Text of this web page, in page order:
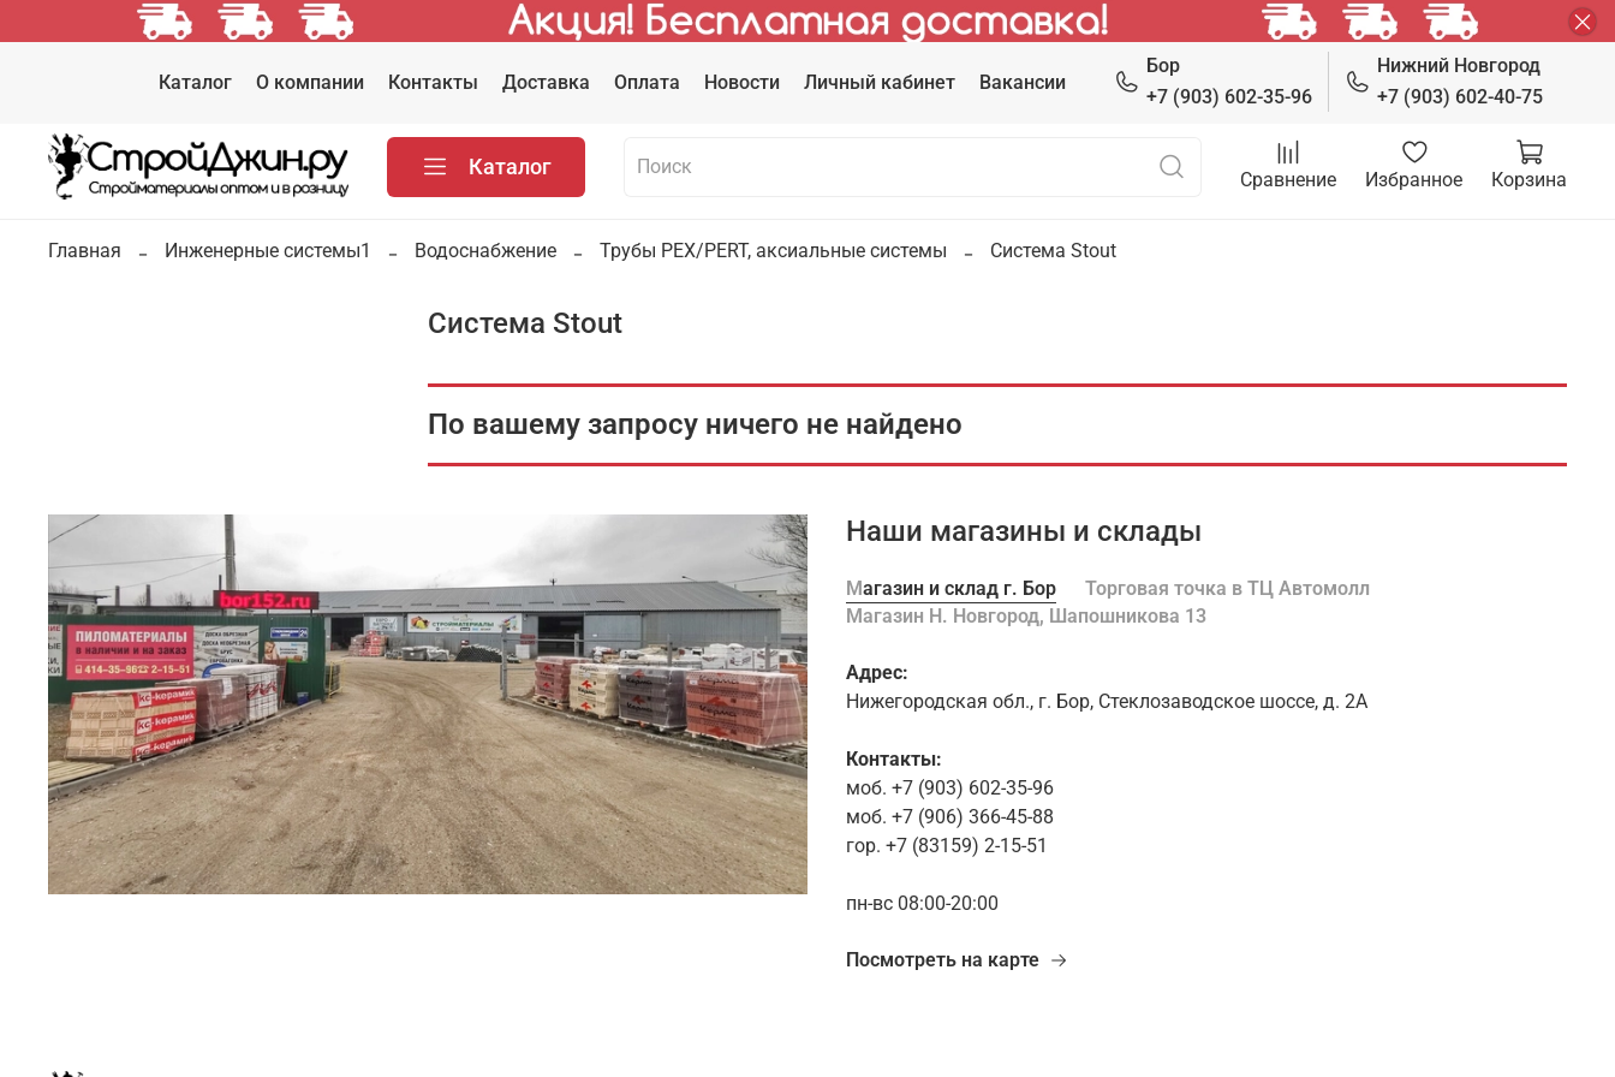
Каталог О компании Контакты Доставка Оплата Новости Личный кабинет Вакансии
Бор
+7 (903) 602-35-96
Нижний Новгород
+7 (903) 602-40-75
Каталог
Сравнение Избранное Корзина
Главная Инженерные системы1 Водоснабжение Трубы PEX/PERT, аксиальные системы Система Stout
Система Stout
По вашему запросу ничего не найдено
Наши магазины и склады
Магазин и склад г. Бор
Торговая точка в ТЦ Автомолл
Магазин Н. Новгород, Шапошникова 13
Адрес:
Нижегородская обл., г. Бор, Стеклозаводское шоссе, д. 2А
Контакты:
моб. +7 (903) 602-35-96
моб. +7 (906) 366-45-88
гор. +7 (83159) 2-15-51
пн-вс 08:00-20:00
Посмотреть на карте